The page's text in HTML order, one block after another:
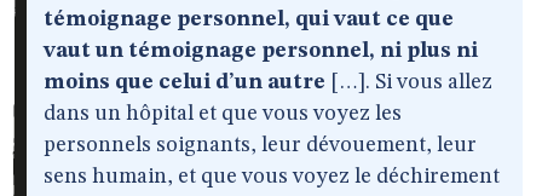
témoignage personnel, qui vaut ce que
vaut un témoignage personnel, ni plus ni
moins que celui d’un autre […]. Si vous allez
dans un hôpital et que vous voyez les
personnels soignants, leur dévouement, leur
sens humain, et que vous voyez le déchirement